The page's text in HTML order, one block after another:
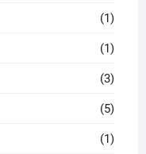
(1)
(1)
(3)
(5)
(1)